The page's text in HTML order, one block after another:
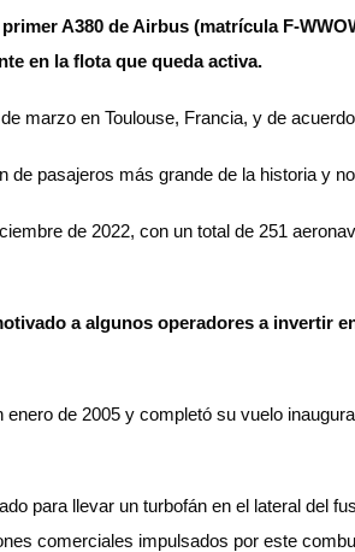
A380 de Airbus (matrícula F-
en la flota que queda activa.
marzo en Toulouse, Francia, y de
de pasajeros más grande de la historia y
de 2022, con un total de 251
a algunos operadores a invertir
de 2005 y completó su vuelo
para llevar un turbofán en el lateral del
comerciales impulsados por este